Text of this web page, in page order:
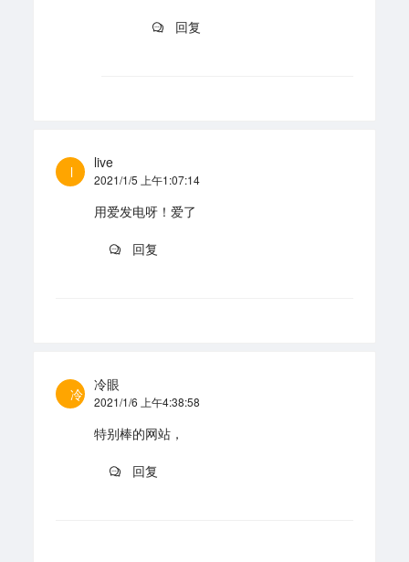
回复
l
live
2021/1/5 上午1:07:14
用爱发电呀！爱了
回复
冷
冷眼
2021/1/6 上午4:38:58
特别棒的网站，
回复